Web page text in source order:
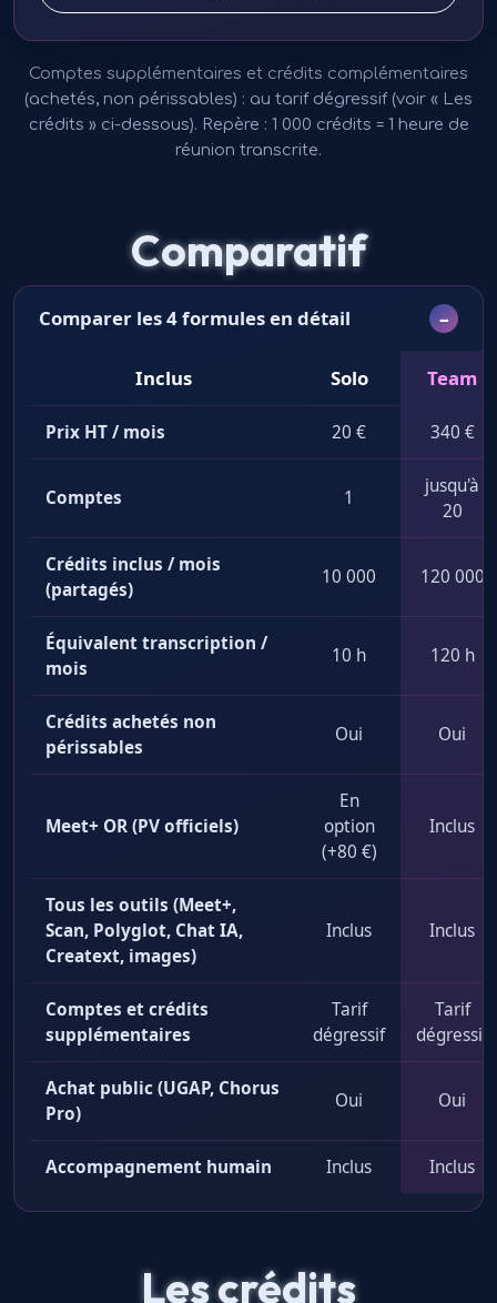
Comptes supplémentaires et crédits complémentaires
(achetés, non périssables) : au tarif dégressif (voir « Les
crédits » ci-dessous). Repère : 1 000 crédits = 1 heure de
réunion transcrite.
Comparatif
Comparer les 4 formules en détail
Inclus Solo Team
Prix HT / mois 20 € 340 €
Comptes 1
jusqu'à
20
Crédits inclus / mois
(partagés)
10 000 120 000
Équivalent transcription /
mois
10 h 120 h
Crédits achetés non
périssables
Oui Oui
Meet+ OR (PV officiels)
En
option
(+80 €)
Inclus
Tous les outils (Meet+,
Scan, Polyglot, Chat IA,
Creatext, images)
Inclus Inclus
Comptes et crédits
supplémentaires
Tarif
dégressif
Tarif
dégressif
Achat public (UGAP, Chorus
Pro)
Oui Oui
Accompagnement humain Inclus Inclus
Les crédits